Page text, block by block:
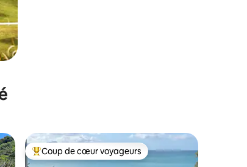
Coups de cœur voyageurs les plus appréciés
Coup de cœur voyageurs